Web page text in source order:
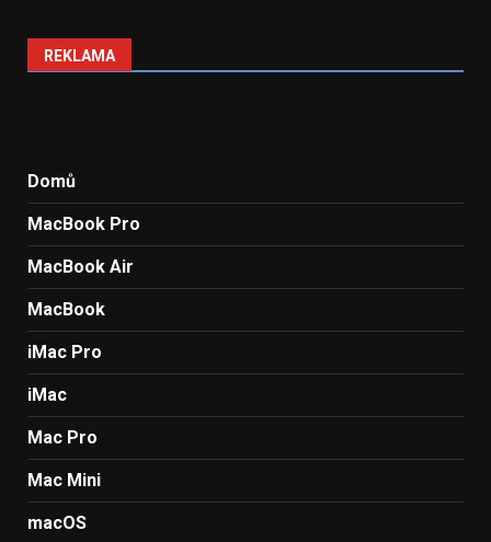
REKLAMA
Domů
MacBook Pro
MacBook Air
MacBook
iMac Pro
iMac
Mac Pro
Mac Mini
macOS